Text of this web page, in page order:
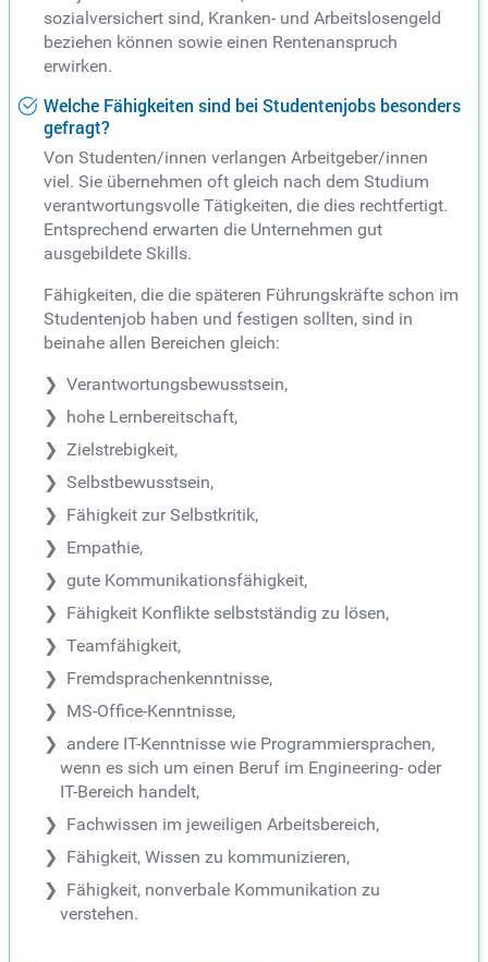
sozialversichert sind, Kranken- und Arbeitslosengeld
beziehen können sowie einen Rentenanspruch
erwirken.
Welche Fähigkeiten sind bei Studentenjobs besonders
gefragt?
Von Studenten/innen verlangen Arbeitgeber/innen
viel. Sie übernehmen oft gleich nach dem Studium
verantwortungsvolle Tätigkeiten, die dies rechtfertigt.
Entsprechend erwarten die Unternehmen gut
ausgebildete Skills.
Fähigkeiten, die die späteren Führungskräfte schon im
Studentenjob haben und festigen sollten, sind in
beinahe allen Bereichen gleich:
Verantwortungsbewusstsein,
hohe Lernbereitschaft,
Zielstrebigkeit,
Selbstbewusstsein,
Fähigkeit zur Selbstkritik,
Empathie,
gute Kommunikationsfähigkeit,
Fähigkeit Konflikte selbstständig zu lösen,
Teamfähigkeit,
Fremdsprachenkenntnisse,
MS-Office-Kenntnisse,
andere IT-Kenntnisse wie Programmiersprachen,
wenn es sich um einen Beruf im Engineering- oder
IT-Bereich handelt,
Fachwissen im jeweiligen Arbeitsbereich,
Fähigkeit, Wissen zu kommunizieren,
Fähigkeit, nonverbale Kommunikation zu
verstehen.